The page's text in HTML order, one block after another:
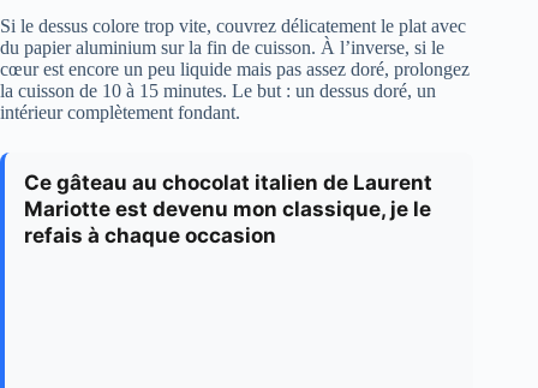
Si le dessus colore trop vite, couvrez délicatement le plat avec
du papier aluminium sur la fin de cuisson. À l’inverse, si le
cœur est encore un peu liquide mais pas assez doré, prolongez
la cuisson de 10 à 15 minutes. Le but : un dessus doré, un
intérieur complètement fondant.
Ce gâteau au chocolat italien de Laurent
Mariotte est devenu mon classique, je le
refais à chaque occasion